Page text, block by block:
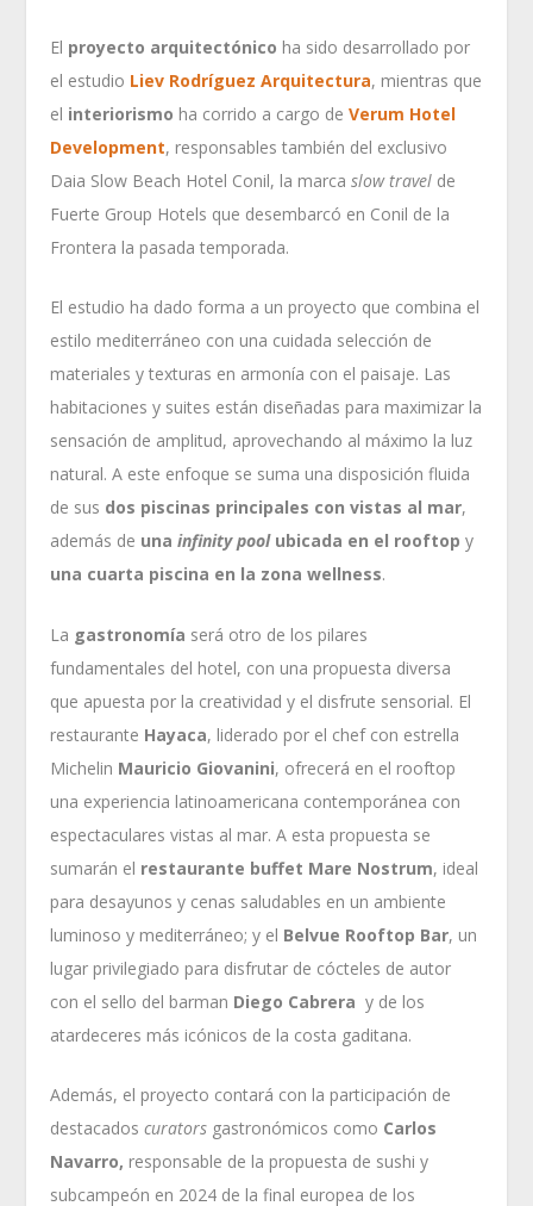
El proyecto arquitectónico ha sido desarrollado por
el estudio Liev Rodríguez Arquitectura, mientras que
el interiorismo ha corrido a cargo deVerum Hotel
Development, responsables también del exclusivo
Daia Slow Beach Hotel Conil, la marcaslow travel de
Fuerte Group Hotels que desembarcó en Conil de la
Frontera la pasada temporada.
El estudio ha dado forma a un proyecto que combina el
estilo mediterráneo con una cuidada selección de
materiales y texturas en armonía con el paisaje. Las
habitaciones y suites están diseñadas para maximizar la
sensación de amplitud, aprovechando al máximo la luz
natural. A este enfoque se suma una disposición fluida
de sus dos piscinas principales con vistas al mar,
además de unainfinity poolubicada en el rooftop y
una cuarta piscina en la zona wellness.
La gastronomía será otro de los pilares
fundamentales del hotel, con una propuesta diversa
que apuesta por la creatividad y el disfrute sensorial. El
restaurante Hayaca, liderado por el chef con estrella
Michelin Mauricio Giovanini, ofrecerá en el rooftop
una experiencia latinoamericana contemporánea con
espectaculares vistas al mar. A esta propuesta se
sumarán el restaurante buffet Mare Nostrum, ideal
para desayunos y cenas saludables en un ambiente
luminoso y mediterráneo; y el Belvue Rooftop Bar, un
lugar privilegiado para disfrutar de cócteles de autor
con el sello del barman Diego Cabrera y de los
atardeceres más icónicos de la costa gaditana.
Además, el proyecto contará con la participación de
destacadoscurators gastronómicos como Carlos
Navarro, responsable de la propuesta de sushi y
subcampeón en 2024 de la final europea de los